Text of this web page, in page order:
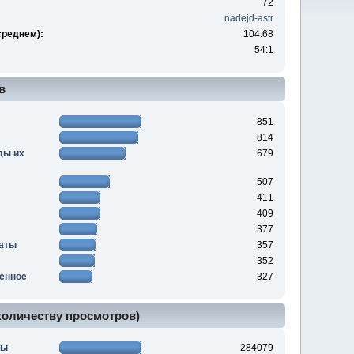
72
nadejd-astr
104.68
54:1
851
814
их
679
507
411
409
377
357
352
327
просмотров)
284079